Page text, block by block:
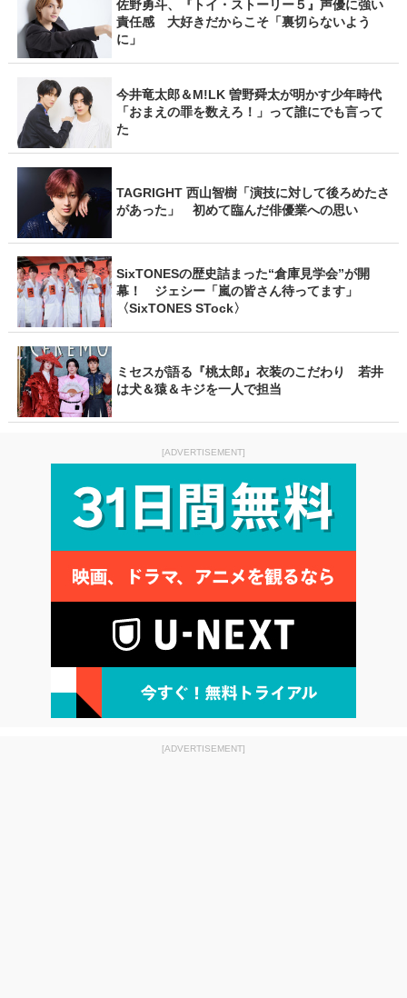
佐野勇斗、『トイ・ストーリー５』声優に強い
責任感 大好きだからこそ「裏切らないよう
に」
今井竜太郎＆M!LK 曽野舜太が明かす少年時代
「おまえの罪を数えろ！」って誰にでも言って
た
TAGRIGHT 西山智樹「演技に対して後ろめたさ
があった」 初めて臨んだ俳優業への思い
SixTONESの歴史詰まった“倉庫見学会”が開
幕！ ジェシー「嵐の皆さん待ってます」
〈SixTONES STock〉
ミセスが語る『桃太郎』衣装のこだわり 若井
は犬＆猿＆キジを一人で担当
[ADVERTISEMENT]
[ADVERTISEMENT]